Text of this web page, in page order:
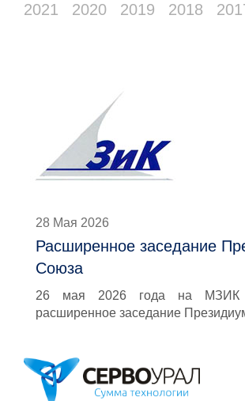
2021
2020 2019 2018
28 Мая 2026
Расширенное заседание
Союза
26 мая 2026 года на МЗИК
расширенное заседание